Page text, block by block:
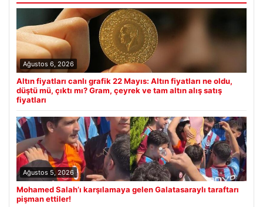
Ağustos 6, 2026
Altın fiyatları canlı grafik 22 Mayıs: Altın fiyatları ne oldu,
düştü mü, çıktı mı? Gram, çeyrek ve tam altın alış satış
fiyatları
Ağustos 5, 2026
Mohamed Salah’ı karşılamaya gelen Galatasaraylı taraftarı
pişman ettiler!